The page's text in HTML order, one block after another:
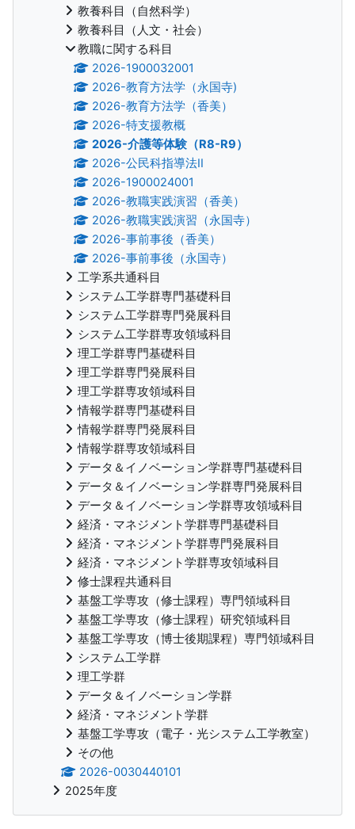
教養科目（自然科学）
教養科目（人文・社会）
教職に関する科目
2026-1900032001
2026-教育方法学（永国寺)
2026-教育方法学（香美）
2026-特支援教概
2026-介護等体験（R8-R9）
2026-公民科指導法II
2026-1900024001
2026-教職実践演習（香美）
2026-教職実践演習（永国寺）
2026-事前事後（香美）
2026-事前事後（永国寺）
工学系共通科目
システム工学群専門基礎科目
システム工学群専門発展科目
システム工学群専攻領域科目
理工学群専門基礎科目
理工学群専門発展科目
理工学群専攻領域科目
情報学群専門基礎科目
情報学群専門発展科目
情報学群専攻領域科目
データ＆イノベーション学群専門基礎科目
データ＆イノベーション学群専門発展科目
データ＆イノベーション学群専攻領域科目
経済・マネジメント学群専門基礎科目
経済・マネジメント学群専門発展科目
経済・マネジメント学群専攻領域科目
修士課程共通科目
基盤工学専攻（修士課程）専門領域科目
基盤工学専攻（修士課程）研究領域科目
基盤工学専攻（博士後期課程）専門領域科目
システム工学群
理工学群
データ＆イノベーション学群
経済・マネジメント学群
基盤工学専攻（電子・光システム工学教室）
その他
2026-0030440101
2025年度